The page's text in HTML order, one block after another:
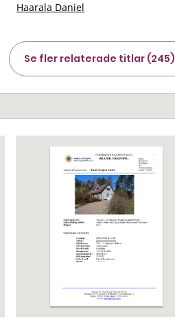
Haarala Daniel
Se fler relaterade titlar (245)